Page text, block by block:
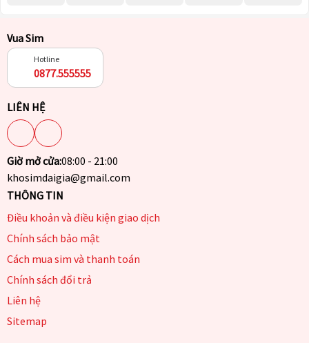
Vua Sim
Hotline
0877.555555
LIÊN HỆ
Giờ mở cửa:08:00 - 21:00
khosimdaigia@gmail.com
THÔNG TIN
Điều khoản và điều kiện giao dịch
Chính sách bảo mật
Cách mua sim và thanh toán
Chính sách đổi trả
Liên hệ
Sitemap